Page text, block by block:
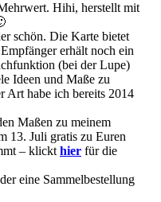
Hihi, herstellt mit
schön. Die Karte bietet
erhält noch ein
(bei der Lupe)
Ideen und Maße zu
Art habe ich bereits 2014
Maßen zu meinem
13. Juli gratis zu Euren
– klickt hier für die
eine Sammelbestellung